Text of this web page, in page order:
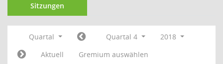
Sitzungen
Quartal Quartal 4
2018
Aktuell
Gremium auswählen